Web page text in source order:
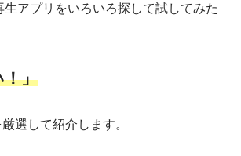
アプリをいろいろ探して試してみた
！」
選して紹介します。